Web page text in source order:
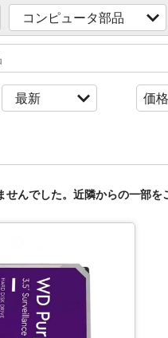
コンピュータ部品
最新 価格
んでした。近隣からの一部を